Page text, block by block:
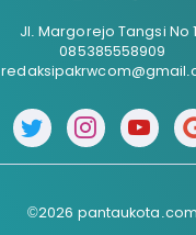
Jl. Margorejo Tangsi No
085385558909
©2026 pantaukota.com